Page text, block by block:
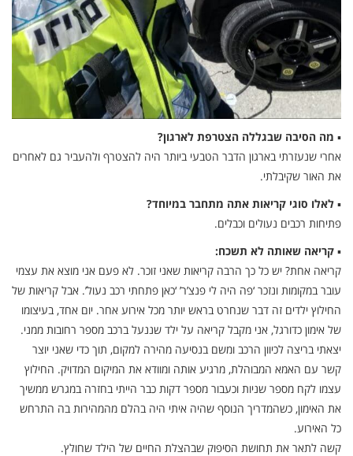
▪ מה הסיבה שבגללה הצטרפת לארגון?
אחרי שנעזרתי בארגון הדבר הטבעי ביותר היה להצטרף ולהעביר גם לאחרים
את האור שקיבלתי.
▪ לאלו סוגי קריאות אתה מתחבר במיוחד?
פתיחות רכבים נעולים וכבלים.
▪ קריאה שאותה לא תשכח:
קריאה אחת? יש כל כך הרבה קריאות שאני זוכר. לא פעם אני מוצא את עצמי
עובר במקומות ונזכר ‘פה היה לי פנצ’ר’ ‘כאן פתחתי רכב נעול’. אבל קריאות של
החילוץ ילדים זה דבר שנחרט בראש יותר מכל אירוע אחר. יום אחד, בעיצומו
של אימון כדורגל, אני מקבל קריאה על ילד שננעל ברכב מספר רחובות ממני.
יצאתי בריצה לכיוון הרכב ומשם בנסיעה מהירה למקום, תוך כדי שאני יוצר
קשר עם האמא המבוהלת, מרגיע אותה ומוודא את המיקום המדויק. החילוץ
עצמו לקח מספר שניות וכעבור מספר דקות כבר הייתי בחזרה במגרש ממשיך
את האימון, כשהמדריך הנוסף שהיה איתי היה בהלם מהמהירות בה התרחש
כל האירוע.
קשה לתאר את תחושת הסיפוק שבהצלת החיים של הילד שחולץ.